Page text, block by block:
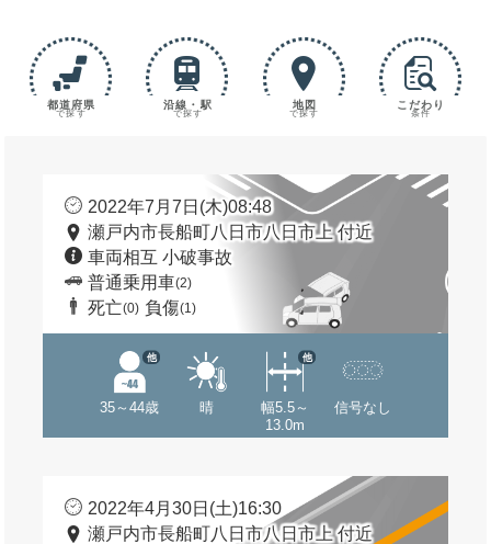
都道府県
で探す
沿線・駅
で探す
地図
で探す
こだわり
条件
2022年7月7日(木)08:48
瀬戸内市長船町八日市八日市上 付近
車両相互 小破事故
普通乗用車(2)
死亡(0) 負傷(1)
35～44歳
他
晴
幅5.5～
13.0m
他
信号なし
2022年4月30日(土)16:30
瀬戸内市長船町八日市八日市上 付近